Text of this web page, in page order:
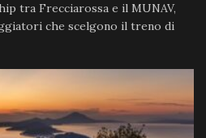
tra Frecciarossa e il MUNAV,
che scelgono il treno di